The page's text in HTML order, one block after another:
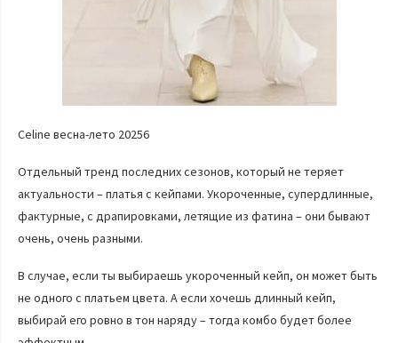
Celine весна-лето 20256
Отдельный тренд последних сезонов, который не теряет
актуальности – платья с кейпами. Укороченные, супердлинные,
фактурные, с драпировками, летящие из фатина – они бывают
очень, очень разными.
В случае, если ты выбираешь укороченный кейп, он может быть
не одного с платьем цвета. А если хочешь длинный кейп,
выбирай его ровно в тон наряду – тогда комбо будет более